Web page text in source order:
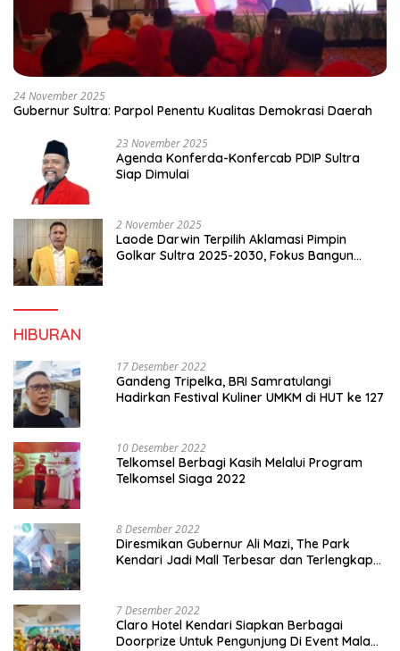
24 November 2025
Gubernur Sultra: Parpol Penentu Kualitas Demokrasi Daerah
23 November 2025
Agenda Konferda-Konfercab PDIP Sultra
Siap Dimulai
2 November 2025
Laode Darwin Terpilih Aklamasi Pimpin
Golkar Sultra 2025-2030, Fokus Bangun
HIBURAN
17 Desember 2022
Gandeng Tripelka, BRI Samratulangi
Hadirkan Festival Kuliner UMKM di HUT ke 127
10 Desember 2022
Telkomsel Berbagi Kasih Melalui Program
Telkomsel Siaga 2022
8 Desember 2022
Diresmikan Gubernur Ali Mazi, The Park
Kendari Jadi Mall Terbesar dan Terlengkap
7 Desember 2022
Claro Hotel Kendari Siapkan Berbagai
Doorprize Untuk Pengunjung Di Event Malam